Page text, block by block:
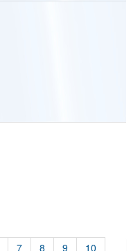
7 8 9 10